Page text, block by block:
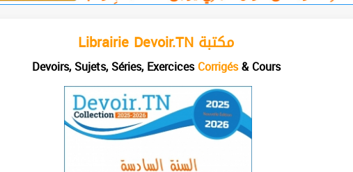
Librairie Devoir.TN مكتبة
Devoirs, Sujets, Séries, ExercicesCorrigés& Cours